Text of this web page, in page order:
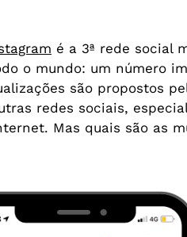
é a 3ª rede social
o mundo: um número
são propostos
redes sociais,
Mas quais são as